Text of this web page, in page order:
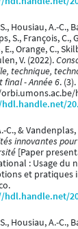
Housiau, A.-C.,
S., François, C.,
E., Orange, C.,
V. (2022).
technique,
final - Année 6. (3).
C., &
innovantes
[Paper
: Usage du
et pratiques
Housiau, A.-C.,